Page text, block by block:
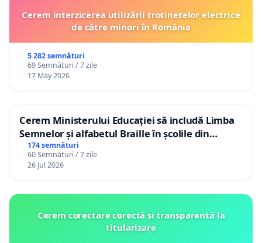
Cerem interzicerea utilizării trotinetelor electrice
de către minori în România
5 282 semnături
69 Semnături / 7 zile
17 May 2026
Cerem Ministerului Educației să includă Limba
Semnelor și alfabetul Braille în școlile din
Republica Moldova!
174 semnături
60 Semnături / 7 zile
26 Jul 2026
Cerem corectare corectă și transparentă la
titularizare